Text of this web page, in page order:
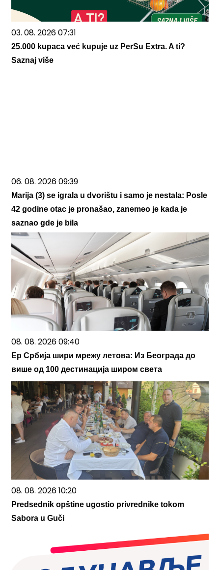
03. 08. 2026 07:31
25.000 kupaca već kupuje uz PerSu Extra. A ti?
Saznaj više
06. 08. 2026 09:39
Marija (3) se igrala u dvorištu i samo je nestala: Posle
42 godine otac je pronašao, zanemeo je kada je
saznao gde je bila
08. 08. 2026 09:40
Ер Србија шири мрежу летова: Из Београда до
више од 100 дестинација широм света
08. 08. 2026 10:20
Predsednik opštine ugostio privrednike tokom
Sabora u Guči